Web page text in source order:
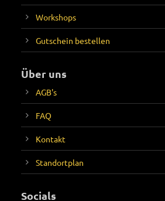
Workshops
Gutschein bestellen
Über uns
AGB's
FAQ
Kontakt
Standortplan
Socials